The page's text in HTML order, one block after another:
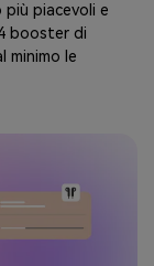
più piacevoli e
booster di
minimo le